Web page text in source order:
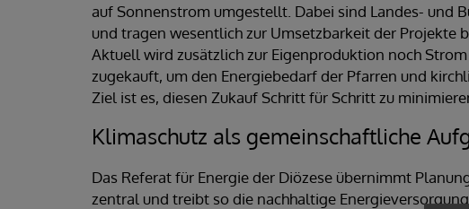
auf Sonnenstrom umgestellt. Dabei sind Landes- und
und tragen wesentlich zur Umsetzbarkeit der Projekte
Aktuell wird zusätzlich zur Eigenproduktion noch
zugekauft, um den Energiebedarf der Pfarren und
Ziel ist es, diesen Zukauf Schritt für Schritt zu
Klimaschutz als gemeinschaftliche
Das Referat für Energie der Diözese übernimmt
zentral und treibt so die nachhaltige